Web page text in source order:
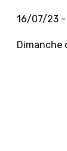
16/07/23 -
Dimanche